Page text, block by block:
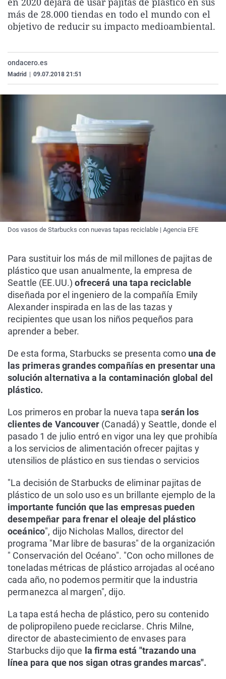
La rosa de los vientos
Gente viajera
Caso
Retornados
Extremadura
Galicia
Virales
Televisión
más de 28.000 tiendas en todo el mundo con el
objetivo de reducir su impacto medioambiental.
ondacero.es
Madrid 09.07.2018 21:51
Dos vasos de Starbucks con nuevas tapas reciclable | Agencia EFE
Para sustituir los más de mil millones de pajitas de
plástico que usan anualmente, la empresa de
Seattle (EE.UU.)ofrecerá una tapa reciclable
diseñada por el ingeniero de la compañía Emily
Alexander inspirada en las de las tazas y
recipientes que usan los niños pequeños para
aprender a beber.
De esta forma, Starbucks se presenta como una de
las primeras grandes compañías en presentar una
solución alternativa a la contaminación global del
plástico.
Los primeros en probar la nueva tapaserán los
clientes de Vancouver(Canadá) y Seattle, donde el
pasado 1 de julio entró en vigor una ley que prohibía
a los servicios de alimentación ofrecer pajitas y
utensilios de plástico en sus tiendas o servicios
"La decisión de Starbucks de eliminar pajitas de
plástico de un solo uso es un brillante ejemplo de la
importante función que las empresas pueden
desempeñar para frenar el oleaje del plástico
oceánico", dijo Nicholas Mallos, director del
programa "Mar libre de basuras" de la organización
" Conservación del Océano". "Con ocho millones de
toneladas métricas de plástico arrojadas al océano
cada año, no podemos permitir que la industria
permanezca al margen", dijo.
La tapa está hecha de plástico, pero su contenido
de polipropileno puede reciclarse. Chris Milne,
director de abastecimiento de envases para
Starbucks dijo que la firma está "trazando una
línea para que nos sigan otras grandes marcas".